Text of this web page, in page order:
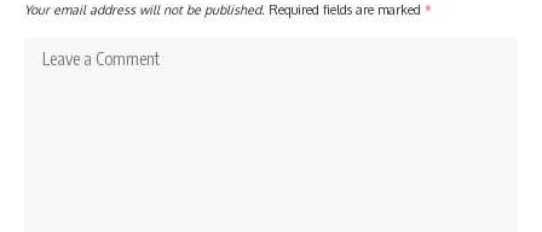
Your email address will not be published. Required fields are marked *